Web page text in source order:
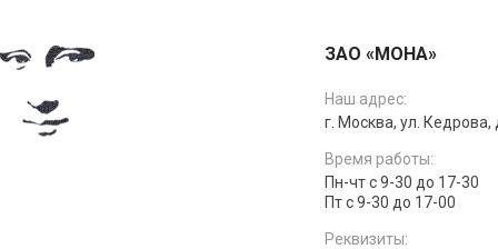
ЗАО «МОНА»
Наш адрес:
г. Москва, ул. Кедрова,
Время работы:
Пн-чт с 9-30 до 17-30
Пт с 9-30 до 17-00
Реквизиты: